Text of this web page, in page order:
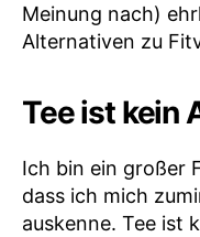
Meinung nach)
Alternativen zu
Tee ist kein
Ich bin ein großer
dass ich mich
auskenne. Tee ist